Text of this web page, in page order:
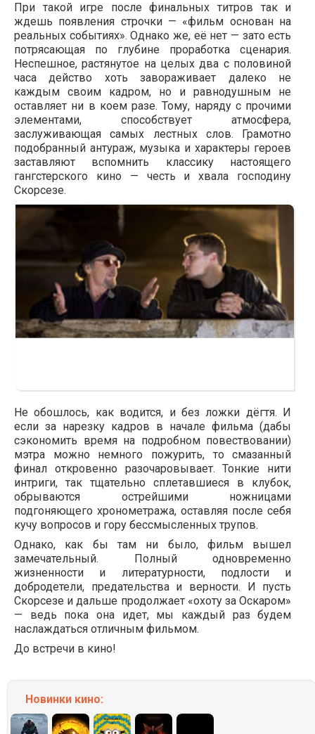
При такой игре после финальных титров так и
ждешь появления строчки — «фильм основан на
реальных событиях». Однако же, её нет — зато есть
потрясающая по глубине проработка сценария.
Неспешное, растянутое на целых два с половиной
часа действо хоть завораживает далеко не
каждым своим кадром, но и равнодушным не
оставляет ни в коем разе. Тому, наряду с прочими
элементами, способствует атмосфера,
заслуживающая самых лестных слов. Грамотно
подобранный антураж, музыка и характеры героев
заставляют вспомнить классику настоящего
гангстерского кино — честь и хвала господину
Скорсезе.
Не обошлось, как водится, и без ложки дёгтя. И
если за нарезку кадров в начале фильма (дабы
сэкономить время на подробном повествовании)
мэтра можно немного пожурить, то смазанный
финал откровенно разочаровывает. Тонкие нити
интриги, так тщательно сплетавшиеся в клубок,
обрываются острейшими ножницами
подгоняющего хронометража, оставляя после себя
кучу вопросов и гору бессмысленных трупов.
Однако, как бы там ни было, фильм вышел
замечательный. Полный одновременно
жизненности и литературности, подлости и
добродетели, предательства и верности. И пусть
Скорсезе и дальше продолжает «охоту за Оскаром»
— ведь пока она идет, мы каждый раз будем
наслаждаться отличным фильмом.
До встречи в кино!
Новинки кино: